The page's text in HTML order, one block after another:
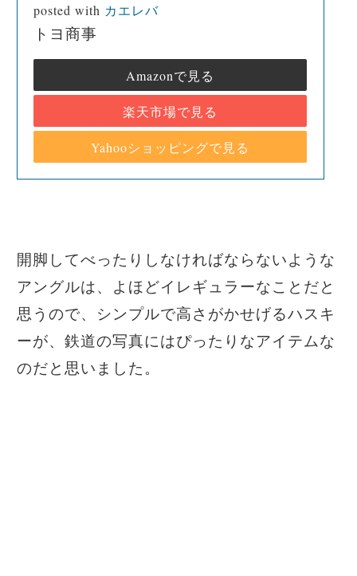
posted with カエレバ
トヨ商事
Amazonで見る
楽天市場で見る
Yahooショッピングで見る
開脚してべったりしなければならないような
アングルは、よほどイレギュラーなことだと
思うので、シンプルで高さがかせげるハスキ
ーが、鉄道の写真にはぴったりなアイテムな
のだと思いました。